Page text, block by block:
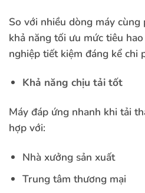
So với nhiều dòng máy cùng
khả năng tối ưu mức tiêu
nghiệp tiết kiệm đáng kể chi
Khả năng chịu tải tốt
Máy đáp ứng nhanh khi tải
hợp với:
Nhà xưởng sản xuất
Trung tâm thương mại